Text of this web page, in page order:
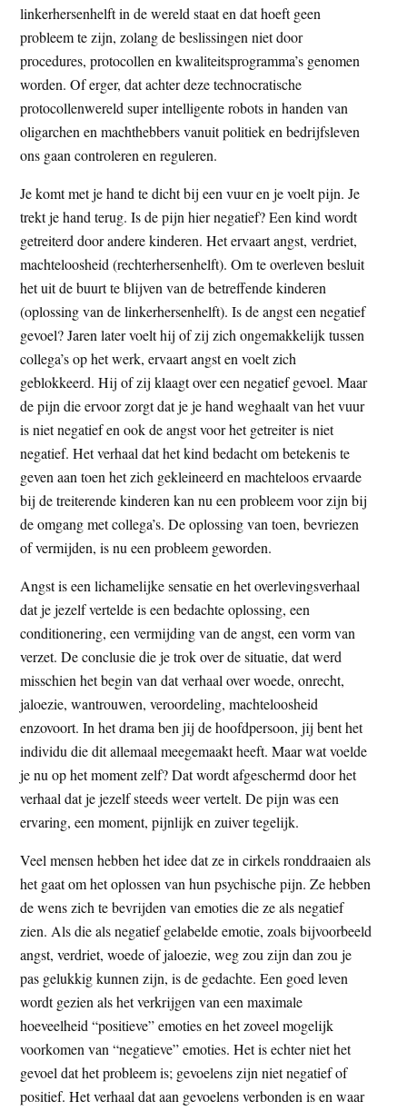
linkerhersenhelft in de wereld staat en dat hoeft geen
probleem te zijn, zolang de beslissingen niet door
procedures, protocollen en kwaliteitsprogramma’s genomen
worden. Of erger, dat achter deze technocratische
protocollenwereld super intelligente robots in handen van
oligarchen en machthebbers vanuit politiek en bedrijfsleven
ons gaan controleren en reguleren.
Je komt met je hand te dicht bij een vuur en je voelt pijn. Je
trekt je hand terug. Is de pijn hier negatief? Een kind wordt
getreiterd door andere kinderen. Het ervaart angst, verdriet,
machteloosheid (rechterhersenhelft). Om te overleven besluit
het uit de buurt te blijven van de betreffende kinderen
(oplossing van de linkerhersenhelft). Is de angst een negatief
gevoel? Jaren later voelt hij of zij zich ongemakkelijk tussen
collega’s op het werk, ervaart angst en voelt zich
geblokkeerd. Hij of zij klaagt over een negatief gevoel. Maar
de pijn die ervoor zorgt dat je je hand weghaalt van het vuur
is niet negatief en ook de angst voor het getreiter is niet
negatief. Het verhaal dat het kind bedacht om betekenis te
geven aan toen het zich gekleineerd en machteloos ervaarde
bij de treiterende kinderen kan nu een probleem voor zijn bij
de omgang met collega’s. De oplossing van toen, bevriezen
of vermijden, is nu een probleem geworden.
Angst is een lichamelijke sensatie en het overlevingsverhaal
dat je jezelf vertelde is een bedachte oplossing, een
conditionering, een vermijding van de angst, een vorm van
verzet. De conclusie die je trok over de situatie, dat werd
misschien het begin van dat verhaal over woede, onrecht,
jaloezie, wantrouwen, veroordeling, machteloosheid
enzovoort. In het drama ben jij de hoofdpersoon, jij bent het
individu die dit allemaal meegemaakt heeft. Maar wat voelde
je nu op het moment zelf? Dat wordt afgeschermd door het
verhaal dat je jezelf steeds weer vertelt. De pijn was een
ervaring, een moment, pijnlijk en zuiver tegelijk.
Veel mensen hebben het idee dat ze in cirkels ronddraaien als
het gaat om het oplossen van hun psychische pijn. Ze hebben
de wens zich te bevrijden van emoties die ze als negatief
zien. Als die als negatief gelabelde emotie, zoals bijvoorbeeld
angst, verdriet, woede of jaloezie, weg zou zijn dan zou je
pas gelukkig kunnen zijn, is de gedachte. Een goed leven
wordt gezien als het verkrijgen van een maximale
hoeveelheid “positieve” emoties en het zoveel mogelijk
voorkomen van “negatieve” emoties. Het is echter niet het
gevoel dat het probleem is; gevoelens zijn niet negatief of
positief. Het verhaal dat aan gevoelens verbonden is en waar